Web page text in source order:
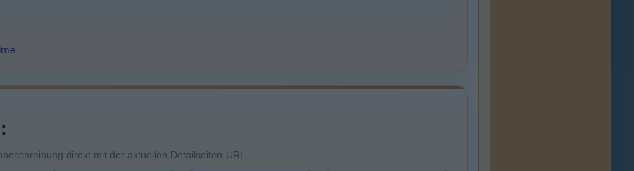
direkt mit der aktuellen Detailseiten-URL.